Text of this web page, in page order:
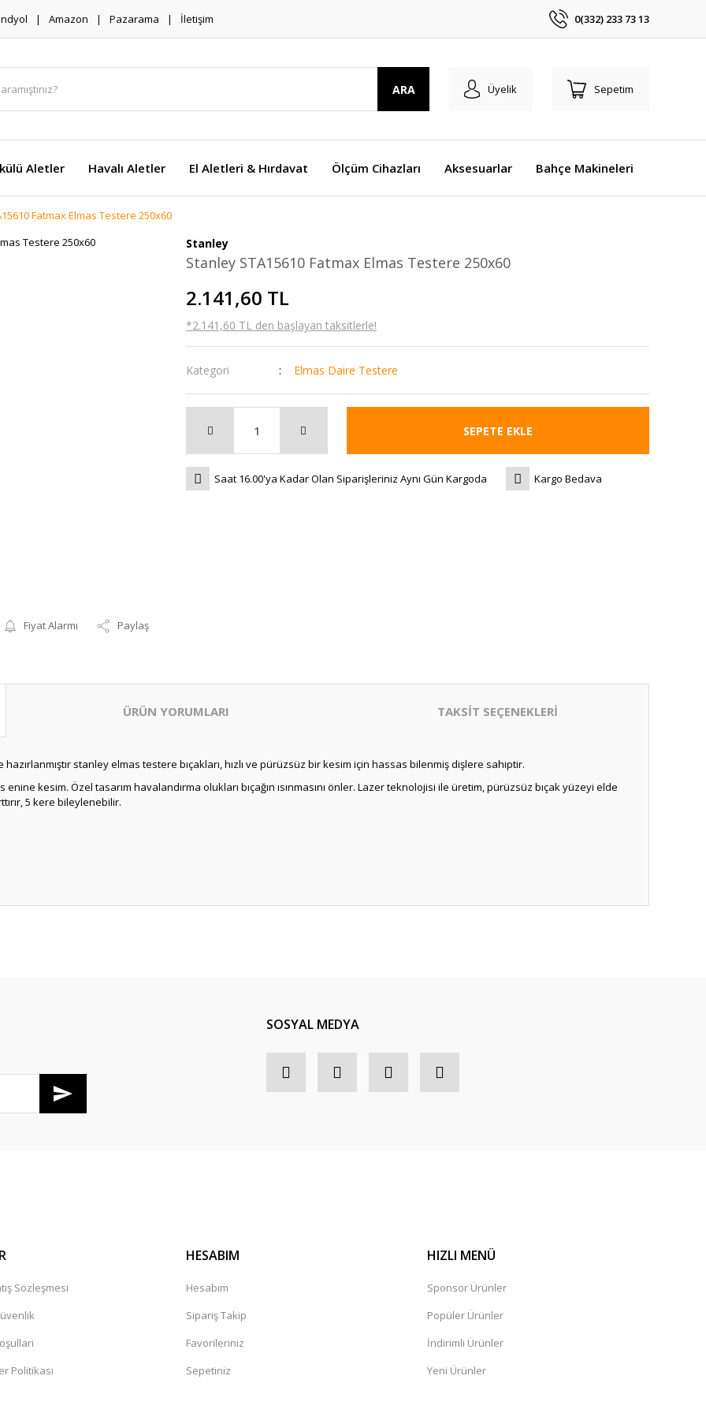
Amazon Pazarama İletişim 0(332) 233 73 13
ARA Üyelik Sepetim
Aletler Havalı Aletler El Aletleri & Hırdavat Ölçüm Cihazları Aksesuarlar Bahçe Makineleri
Fatmax Elmas Testere 250x60
Fiyat Alarmı Paylaş
Stanley
Stanley STA15610 Fatmax Elmas Testere 250x60
2.141,60 TL
*2.141,60 TL den başlayan taksitlerle!
Kategori Elmas Daire Testere
SEPETE EKLE
Saat 16.00'ya Kadar Olan Siparişleriniz Aynı Gün Kargoda Kargo Bedava
ÜRÜN YORUMLARI TAKSİT SEÇENEKLERİ
stanley elmas testere bıçakları, hızlı ve pürüzsüz bir kesim için hassas bilenmiş dişlere sahiptir.
kesim. Özel tasarım havalandırma olukları bıçağın ısınmasını önler. Lazer teknolojisi ile üretim, pürüzsüz bıçak yüzeyi elde
5 kere bileylenebilir.
SOSYAL MEDYA
Sözleşmesi
Politikası
HESABIM
Hesabım
Sipariş Takip
Favorileriniz
Sepetiniz
HIZLI MENÜ
Sponsor Ürünler
Popüler Ürünler
İndirimli Ürünler
Yeni Ürünler